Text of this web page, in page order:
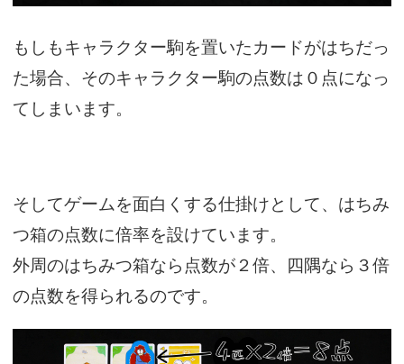
もしもキャラクター駒を置いたカードがはちだっ
た場合、そのキャラクター駒の点数は０点になっ
てしまいます。
そしてゲームを面白くする仕掛けとして、はちみ
つ箱の点数に倍率を設けています。
外周のはちみつ箱なら点数が２倍、四隅なら３倍
の点数を得られるのです。